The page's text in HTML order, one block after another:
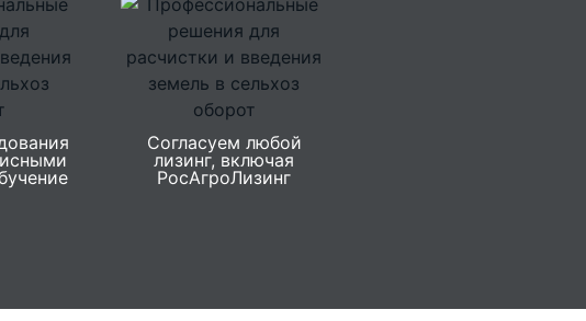
Согласуем любой
лизинг, включая
РосАгроЛизинг